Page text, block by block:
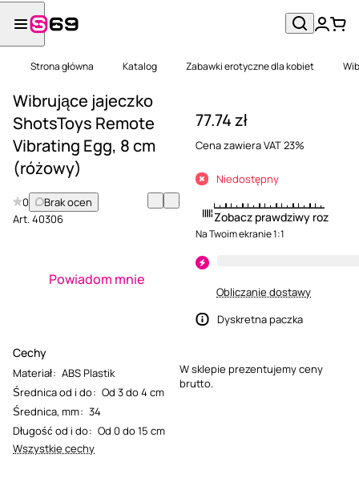
Strona główna Katalog Zabawki erotyczne dla kobiet
Wibrujące jajeczko
ShotsToys Remote
Vibrating Egg, 8 cm
(różowy)
0
Brak ocen
Art.40306
Powiadom mnie
Cechy
Materiał: ABS Plastik
Średnica od i do: Od 3 do 4 cm
Średnica, mm: 34
Długość od i do: Od 0 do 15 cm
Wszystkie cechy
77.74 zł
Cena zawiera VAT 23%
Niedostępny
Zobacz prawdziwy rozmiar
Na Twoim ekranie 1:1
Obliczanie dostawy
Dyskretna paczka
W sklepie prezentujemy ceny
brutto.